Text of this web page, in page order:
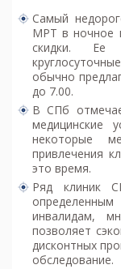
Самый
МРТ в ночное
скидки. Ее
обычно
до 7.00.
В СПб
медицинские
некоторые
привлечения
это время.
Ряд клиник
инвалидам,
позволяет
дисконтных
обследование.